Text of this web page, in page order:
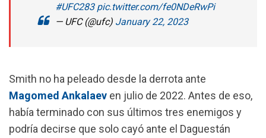
#UFC283 pic.twitter.com/fe0NDeRwPi
— UFC (@ufc) January 22, 2023
Smith no ha peleado desde la derrota ante
Magomed Ankalaev en julio de 2022. Antes de eso,
había terminado con sus últimos tres enemigos y
podría decirse que solo cayó ante el Daguestán